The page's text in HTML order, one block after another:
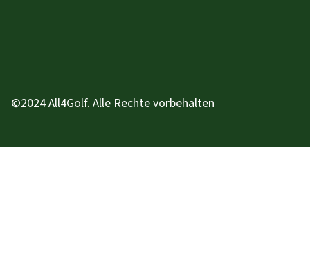
©2024 All4Golf. Alle Rechte vorbehalten